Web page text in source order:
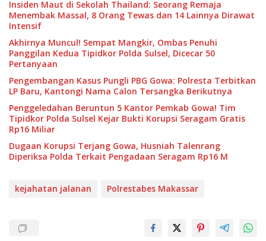
Insiden Maut di Sekolah Thailand: Seorang Remaja
Menembak Massal, 8 Orang Tewas dan 14 Lainnya Dirawat
Intensif
Akhirnya Muncul! Sempat Mangkir, Ombas Penuhi
Panggilan Kedua Tipidkor Polda Sulsel, Dicecar 50
Pertanyaan
Pengembangan Kasus Pungli PBG Gowa: Polresta Terbitkan
LP Baru, Kantongi Nama Calon Tersangka Berikutnya
Penggeledahan Beruntun 5 Kantor Pemkab Gowa! Tim
Tipidkor Polda Sulsel Kejar Bukti Korupsi Seragam Gratis
Rp16 Miliar
Dugaan Korupsi Terjang Gowa, Husniah Talenrang
Diperiksa Polda Terkait Pengadaan Seragam Rp16 M
kejahatan jalanan Polrestabes Makassar